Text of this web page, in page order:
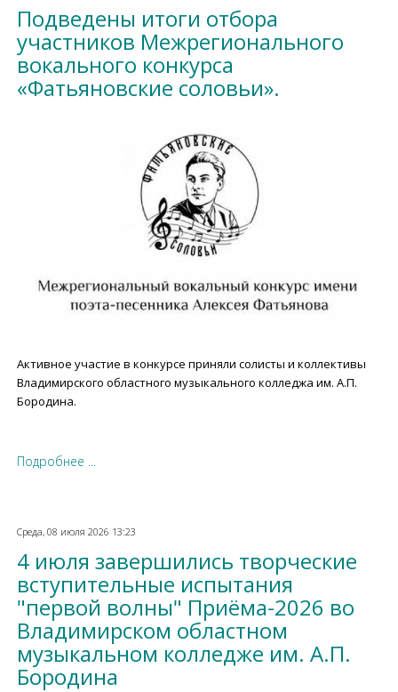
Подведены итоги отбора
участников Межрегионального
вокального конкурса
«Фатьяновские соловьи».
Активное участие в конкурсе приняли солисты и коллективы
Владимирского областного музыкального колледжа им. А.П.
Бородина.
Подробнее ...
Среда, 08 июля 2026 13:23
4 июля завершились творческие
вступительные испытания
"первой волны" Приёма-2026 во
Владимирском областном
музыкальном колледже им. А.П.
Бородина